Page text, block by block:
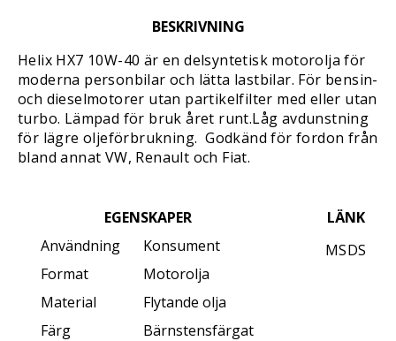
BESKRIVNING
Helix HX7 10W-40 är en delsyntetisk motorolja för
moderna personbilar och lätta lastbilar. För bensin-
och dieselmotorer utan partikelfilter med eller utan
turbo. Lämpad för bruk året runt.Låg avdunstning
för lägre oljeförbrukning. Godkänd för fordon från
bland annat VW, Renault och Fiat.
EGENSKAPER
Användning
Konsument
Format
Motorolja
Material
Flytande olja
Färg
Bärnstensfärgat
LÄNK
MSDS